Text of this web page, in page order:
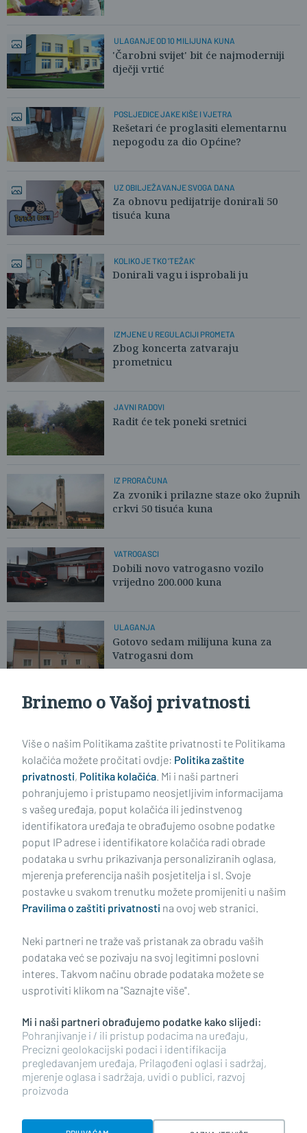
ULAGANJE OD 10 MILIJUNA KUNA
'Čarobni svijet' bit će najmoderniji
dječji vrtić
POSLJEDICE JAKE KIŠE I VJETRA
Rešetari će proglasiti elementarnu
nepogodu za dio Općine?
UZ OBILJEŽAVANJE SVOGA DANA
Za obnovu pedijatrije donirali 50
tisuća kuna
KOLIKO JE TKO 'TEŽAK'
Donirali vagu i isprobali ju
IZMJENE U REGULACIJI PROMETA
Zbog koncerta zatvaraju
prometnicu
JAVNI RADOVI
Radit će tek poneki sretnici
IZ PRORAČUNA
Za zvonik i prilazne staze oko župnih
crkvi 50 tisuća kuna
VATROGASCI
Dobili novo vatrogasno vozilo
vrijedno 200.000 kuna
ULAGANJA
Gotovo sedam milijuna kuna za
Vatrogasni dom
SUSRETI PJESNIKA
Kada suradnja preraste u
VIDI STARIJE ČLANKE
Impressum Uvjeti korištenja Politika privatnosti
Politika kolačića Kontakt Pritužbe Suradnici
Oglašavanje
RUBRIKE
BRODSKO-POSAVSKA ŽUPANIJA
POŽEŠKO-SLAVONSKA ŽUPANIJA
Brinemo o Vašoj privatnosti
Više o našim Politikama zaštite privatnosti te Politikama
kolačića možete pročitati ovdje: Politika zaštite
privatnosti, Politika kolačića. Mi i naši partneri
pohranjujemo i pristupamo neosjetljivim informacijama
s vašeg uređaja, poput kolačića ili jedinstvenog
identifikatora uređaja te obrađujemo osobne podatke
poput IP adrese i identifikatore kolačića radi obrade
podataka u svrhu prikazivanja personaliziranih oglasa,
mjerenja preferencija naših posjetitelja i sl. Svoje
postavke u svakom trenutku možete promijeniti u našim
Pravilima o zaštiti privatnosti na ovoj web stranici.
Neki partneri ne traže vaš pristanak za obradu vaših
podataka već se pozivaju na svoj legitimni poslovni
interes. Takvom načinu obrade podataka možete se
usprotiviti klikom na "Saznajte više".
Mi i naši partneri obrađujemo podatke kako slijedi:
Pohranjivanje i / ili pristup podacima na uređaju,
Precizni geolokacijski podaci i identifikacija
pregledavanjem uređaja, Prilagođeni oglasi i sadržaj,
mjerenje oglasa i sadržaja, uvidi o publici, razvoj
proizvoda